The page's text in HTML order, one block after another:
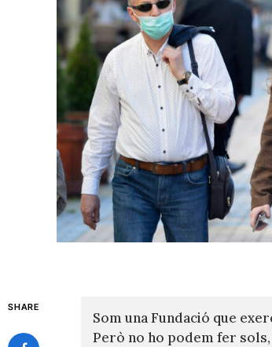
SHARE
Som una Fundació que
Però no ho podem fer